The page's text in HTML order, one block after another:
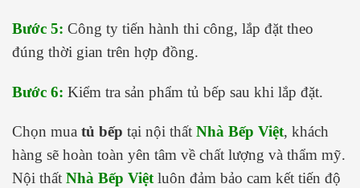
Bước 5: Công ty tiến hành thi công, lắp đặt theo
đúng thời gian trên hợp đồng.
Bước 6: Kiểm tra sản phẩm tủ bếp sau khi lắp đặt.
Chọn mua tủ bếp tại nội thất Nhà Bếp Việt, khách
hàng sẽ hoàn toàn yên tâm về chất lượng và thẩm mỹ.
Nội thất Nhà Bếp Việtluôn đảm bảo cam kết tiến độ